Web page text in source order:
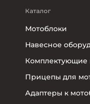
Каталог
Мотоблоки
Навесное
Комплектующие
Прицепы для
Адаптеры к